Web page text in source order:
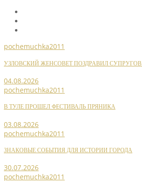
pochemuchka2011
УЗЛОВСКИЙ ЖЕНСОВЕТ ПОЗДРАВИЛ
04.08.2026
pochemuchka2011
В ТУЛЕ ПРОШЕЛ ФЕСТИВАЛЬ ПРЯНИКА
03.08.2026
pochemuchka2011
ЗНАКОВЫЕ СОБЫТИЯ ДЛЯ ИСТОРИИ ГОРОДА
30.07.2026
pochemuchka2011